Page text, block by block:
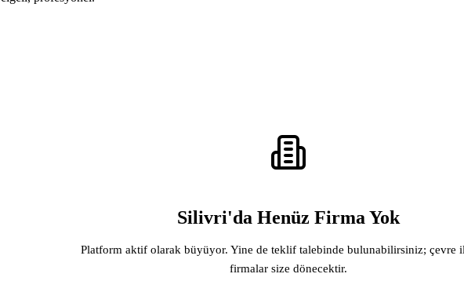
Silivri'da Henüz Firma Yok
Platform aktif olarak büyüyor. Yine de teklif talebinde bulunabilirsiniz; çevre
firmalar size dönecektir.